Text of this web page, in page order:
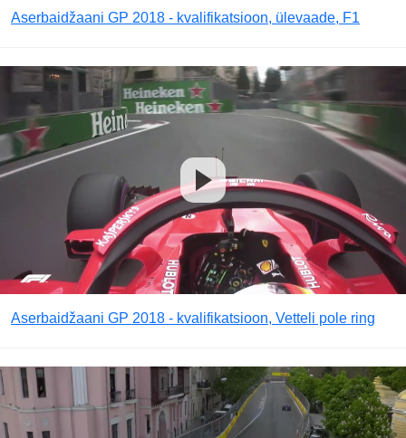
Aserbaidžaani GP 2018 - kvalifikatsioon, ülevaade, F1
Aserbaidžaani GP 2018 - kvalifikatsioon, Vetteli pole ring